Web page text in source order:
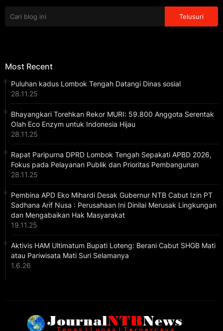
Most Recent
Puluhan kadus Lombok Tengah Datangi Dinas sosial
28.11.25
Bhayangkari Torehkan Rekor MURI: 59.800 Anggota Serentak
Olah Eco Enzym untuk Indonesia Hijau
28.11.25
Rapat Paripurna DPRD Lombok Tengah Sepakati APBD 2026,
Fokus pada Pelayanan Publik dan Prioritas Pembangunan
28.11.25
Pembina APD Eko Mihardi Desak Gubernur NTB Cabut Izin PT
Sadhana Arif Nusa : Perusahaan Ini Dinilai Merusak Lingkungan
dan Mengabaikan Hak Masyarakat
19.11.25
Aktivis HAM Ultimatum Bupati Loteng: Berani Cabut SHGB Mati
atau Pariwisata Mati Suri Selamanya
1.6.26